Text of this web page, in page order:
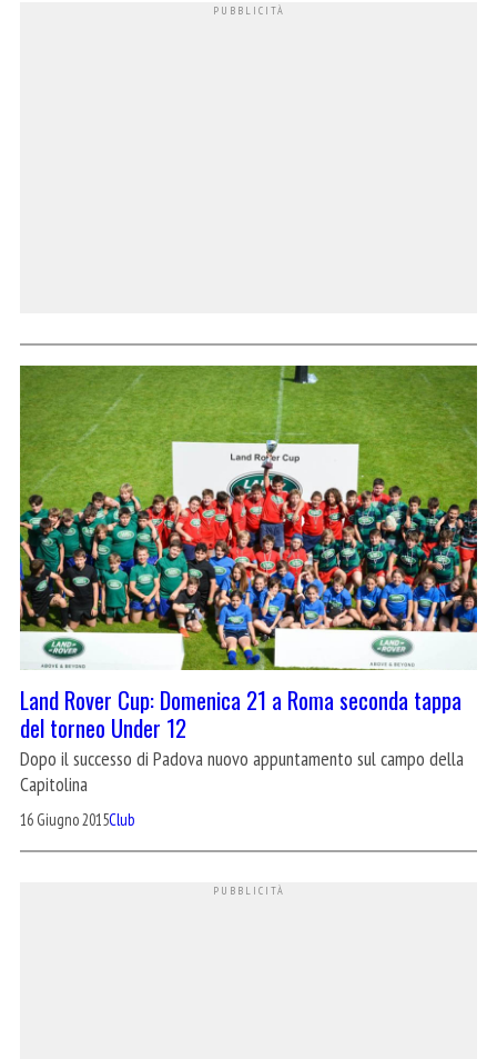
Land Rover Cup: Domenica 21 a Roma seconda tappa
del torneo Under 12
Dopo il successo di Padova nuovo appuntamento sul campo della
Capitolina
16 Giugno 2015Club